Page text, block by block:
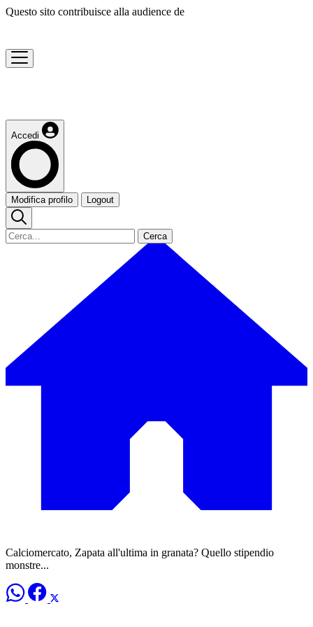
Questo sito contribuisce alla audience de
Accedi
Modifica profilo Logout
Cerca
Calciomercato, Zapata all'ultima in granata? Quello stipendio
monstre...